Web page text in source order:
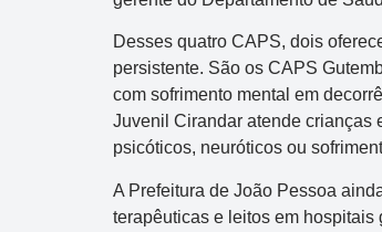
Desses quatro CAPS, dois
persistente. São os CAPS
com sofrimento mental em
Juvenil Cirandar atende crianças
psicóticos, neuróticos ou
A Prefeitura de João Pessoa
terapêuticas e leitos em